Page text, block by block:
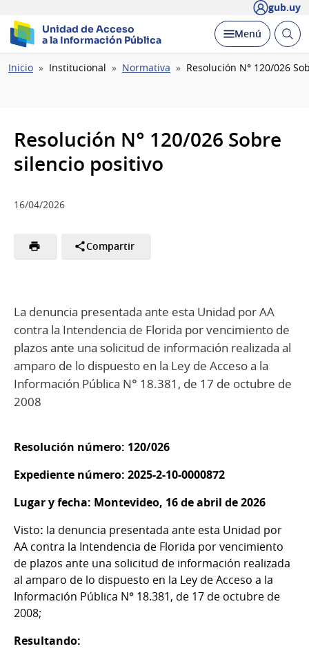
gub.uy
Unidad de Acceso
a la Información Pública
Desplegar
Menú Abrir
Ruta
Inicio Institucional Normativa Resolución N° 120/026
Resolución N° 120/026 Sobre
silencio positivo
16/04/2026
Compartir
La denuncia presentada ante esta Unidad por AA
contra la Intendencia de Florida por vencimiento de
plazos ante una solicitud de información realizada al
amparo de lo dispuesto en la Ley de Acceso a la
Información Pública N° 18.381, de 17 de octubre de
2008
Resolución número: 120/026
Expediente número: 2025-2-10-0000872
Lugar y fecha: Montevideo, 16 de abril de 2026
Visto: la denuncia presentada ante esta Unidad por
AA contra la Intendencia de Florida por vencimiento
de plazos ante una solicitud de información realizada
al amparo de lo dispuesto en la Ley de Acceso a la
Información Pública N° 18.381, de 17 de octubre de
2008;
Resultando: